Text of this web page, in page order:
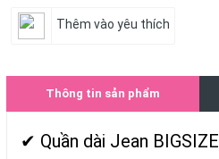
Thêm vào yêu thích
Thông tin sản phẩm
✔ Quần dài Jean